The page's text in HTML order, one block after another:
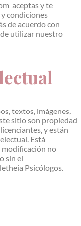
aceptas y te
condiciones
de acuerdo con
utilizar nuestro
textos, imágenes,
sitio son propiedad
y están
Está
no
sin el
Psicólogos.